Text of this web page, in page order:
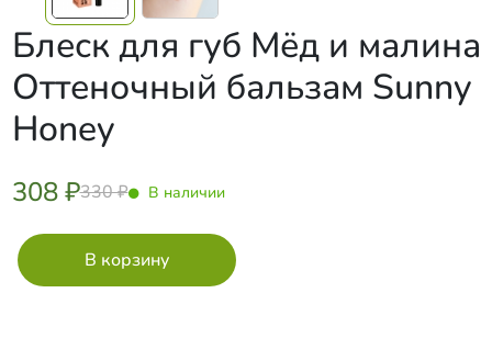
Блеск для губ Мёд и малина
Оттеночный бальзам Sunny
Honey
308 ₽330 ₽ В наличии